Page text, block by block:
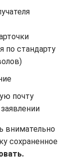
по стандарту
почту
внимательно
сохраненное